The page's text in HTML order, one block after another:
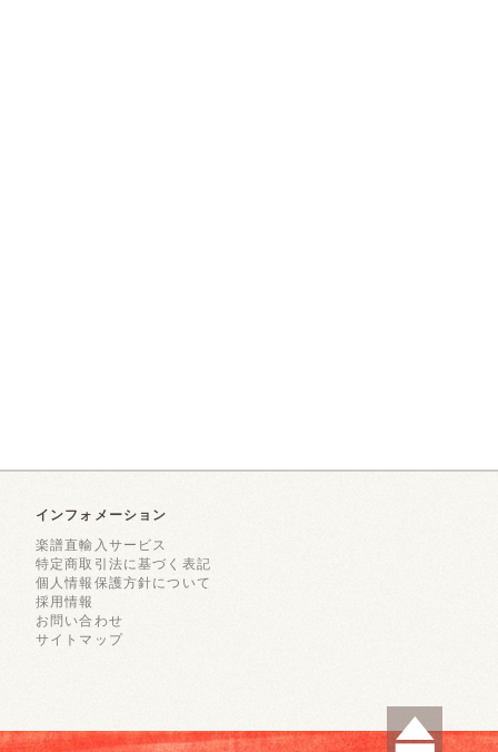
インフォメーション
楽譜直輸入サービス
特定商取引法に基づく表記
個人情報保護方針について
採用情報
お問い合わせ
サイトマップ